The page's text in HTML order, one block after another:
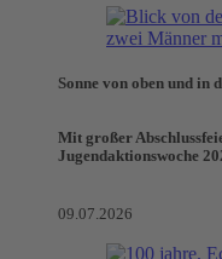
Sonne von oben und in
Mit großer
Jugendaktionswoche
09.07.2026